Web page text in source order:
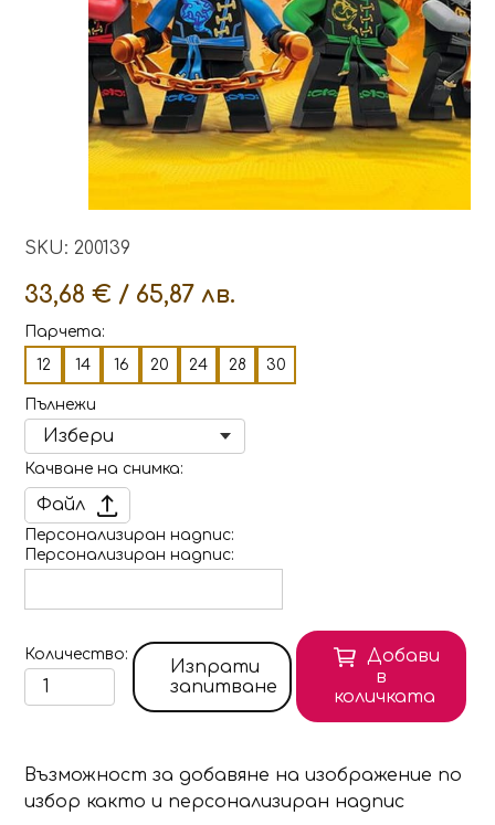
SKU: 200139
33,68 € / 65,87 лв.
Парчета:
12
14 16 20 24 28 30
Пълнежи
Качване на снимка
Файл
Персонализиран надпис
Персонализиран надпис
Количество
Изпрати
запитване
Добави
в
количката
Възможност за добавяне на изображение по
избор както и персонализиран надпис